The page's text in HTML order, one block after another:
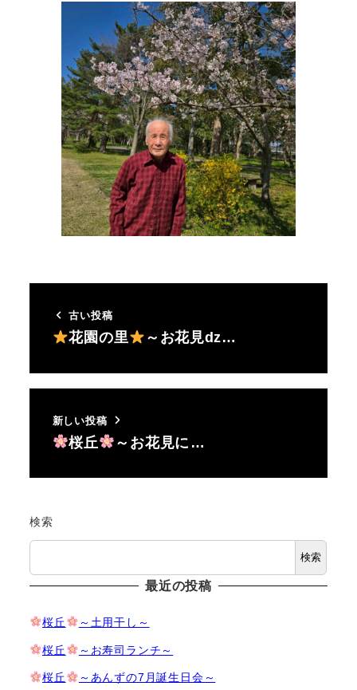
古い投稿
花園の里 ～お花見ǳ…
新しい投稿
桜丘 ～お花見に…
検索
検索
最近の投稿
桜丘 ～土用干し～
桜丘 ～お寿司ランチ～
桜丘 ～あんずの7月誕生日会～